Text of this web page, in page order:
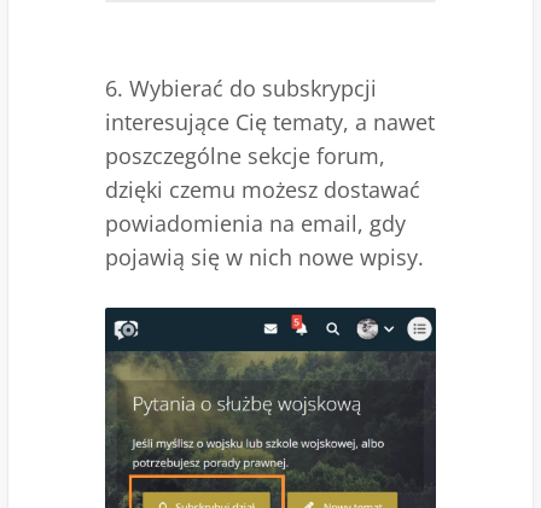
6. Wybierać do subskrypcji
interesujące Cię tematy, a nawet
poszczególne sekcje forum,
dzięki czemu możesz dostawać
powiadomienia na email, gdy
pojawią się w nich nowe wpisy.